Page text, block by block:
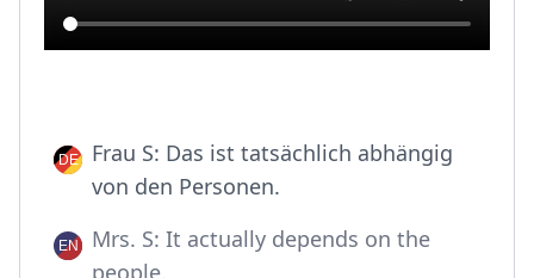
Frau S: Das ist tatsächlich abhängig
von den Personen.
Mrs. S: It actually depends on the
people.